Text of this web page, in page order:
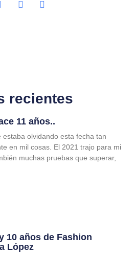
recientes
11 años..
olvidando esta fecha tan
en mil cosas. El 2021 trajo para mi
muchas pruebas que superar,
10 años de Fashion
López